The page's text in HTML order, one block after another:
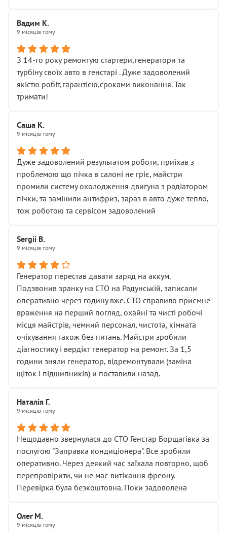
Вадим К.
9 місяців тому
З 14-го року ремонтую стартери,генератори та
турбіну своїх авто в генстарі . Дуже задоволений
якістю робіт,гарантією,сроками виконання. Так
тримати!
Саша К.
9 місяців тому
Дуже задоволений результатом роботи, приїхав з
проблемою що пічка в салоні не гріє, майстри
промили систему охолодження двигуна з радіатором
пічки, та замінили антифриз, зараз в авто дуже тепло,
тож роботою та сервісом задоволений
Sergii B.
9 місяців тому
Генератор перестав давати заряд на аккум.
Подзвонив зранку на СТО на Радунській, записали
оперативно через годину вже. СТО справило приємне
враження на перший погляд, охайні та чисті робочі
місця майстрів, чемний персонал, чистота, кімната
очікування також без питань. Майстри зробили
діагностику і вердікт генератор на ремонт. За 1,5
години зняли генератор, відремонтували (заміна
щіток і підшипників) и поставили назад.
Наталія Г.
9 місяців тому
Нещодавно звернулася до СТО Генстар Борщагівка за
послугою "Заправка кондиціонера". Все зробили
оперативно. Через деякий час заїхала повторно, щоб
перепровірити, чи не має витікання фреону.
Перевірка була безкоштовна. Поки задоволена
Олег М.
9 місяців тому